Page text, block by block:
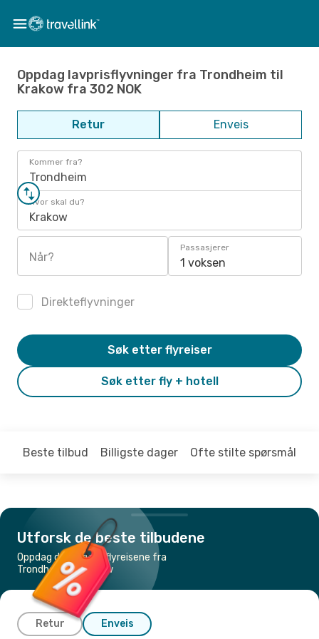
Oppdag lavprisflyvninger fra Trondheim til
Krakow fra 302 NOK
Retur Enveis
Kommer fra?
Trondheim
Hvor skal du?
Krakow
Når?
Passasjerer
1 voksen
Direkteflyvninger
Søk etter fly + hotell
Søk etter flyreiser
Beste tilbud Billigste dager Ofte stilte spørsmål
Utforsk de beste tilbudene
Oppdag de billigste flyreisene fra
Trondheim til Krakow
Retur Enveis